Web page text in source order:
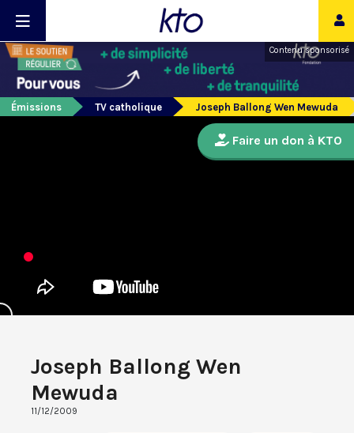
Contenu sponsorisé
Émissions TV catholique Joseph Ballong Wen Mewuda
Joseph Ballong Wen
Mewuda
11/12/2009
Faire un don à KTO